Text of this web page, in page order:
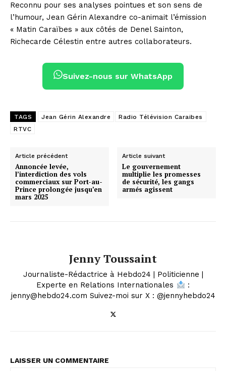
Reconnu pour ses analyses pointues et son sens de
l’humour, Jean Gérin Alexandre co-animait l’émission
« Matin Caraïbes » aux côtés de Denel Sainton,
Richecarde Célestin entre autres collaborateurs.
Suivez-nous sur WhatsApp
TAGS Jean Gérin Alexandre
Radio Télévision Caraibes
RTVC
Article précédent
Annoncée levée,
l’interdiction des vols
commerciaux sur Port-au-
Prince prolongée jusqu’en
mars 2025
Article suivant
Le gouvernement
multiplie les promesses
de sécurité, les gangs
armés agissent
Jenny Toussaint
Journaliste-Rédactrice à Hebdo24 | Politicienne |
Experte en Relations Internationales
:
jenny@hebdo24.com Suivez-moi sur X : @jennyhebdo24
LAISSER UN COMMENTAIRE